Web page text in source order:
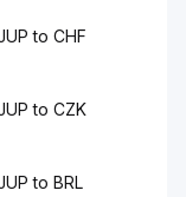
to CHF
to CZK
to BRL